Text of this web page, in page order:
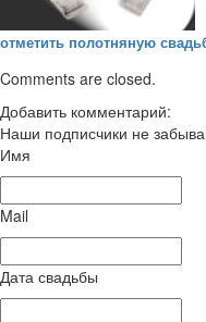
отметить полотняную
Comments are closed.
Добавить комментарий:
Наши подписчики не
Имя
Mail
Дата свадьбы